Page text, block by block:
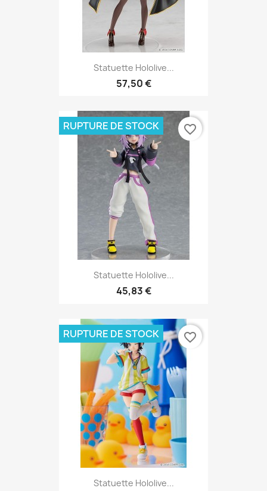
Statuette Hololive...
57,50 €
Statuette Hololive...
45,83 €
RUPTURE DE STOCK favorite_border
Statuette Hololive...
RUPTURE DE STOCK favorite_border